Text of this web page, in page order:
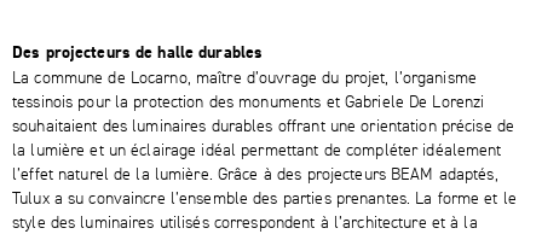
Des projecteurs de halle durables
La commune de Locarno, maître d’ouvrage du projet, l’organisme
tessinois pour la protection des monuments et Gabriele De Lorenzi
souhaitaient des luminaires durables offrant une orientation précise de
la lumière et un éclairage idéal permettant de compléter idéalement
l’effet naturel de la lumière. Grâce à des projecteurs BEAM adaptés,
Tulux a su convaincre l’ensemble des parties prenantes. La forme et le
style des luminaires utilisés correspondent à l’architecture et à la